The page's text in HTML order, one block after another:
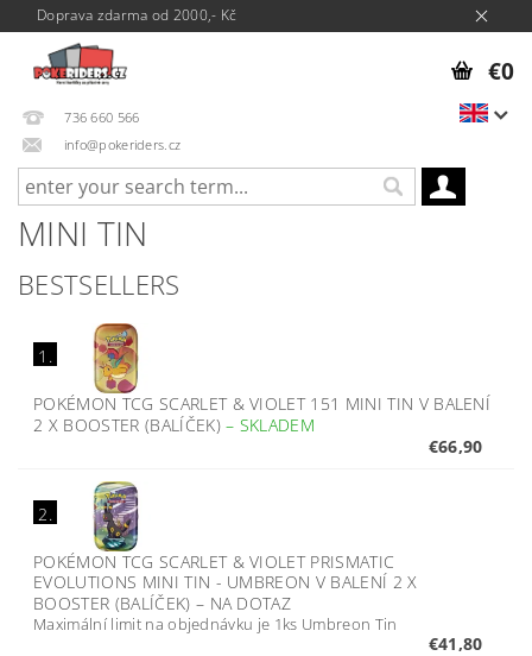
Doprava zdarma od 2000,- Kč
736 660 566
info@pokeriders.cz
€0
MINI TIN
BESTSELLERS
1.
POKÉMON TCG SCARLET & VIOLET 151 MINI TIN V BALENÍ
2 X BOOSTER (BALÍČEK)– SKLADEM
€66,90
2.
POKÉMON TCG SCARLET & VIOLET PRISMATIC
EVOLUTIONS MINI TIN - UMBREON V BALENÍ 2 X
BOOSTER (BALÍČEK) – NA DOTAZ
Maximální limit na objednávku je 1ks Umbreon Tin
€41,80